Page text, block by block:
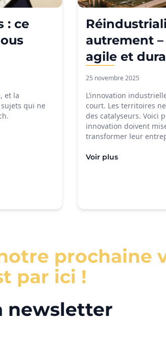
: ce
et la
qui ne
autrement
agile et
25 novembre 2025
L’innovation
court. Les territoires
des catalyseurs. Voici
innovation doivent
transformer leur
Voir plus
prochaine
par ici !
newsletter